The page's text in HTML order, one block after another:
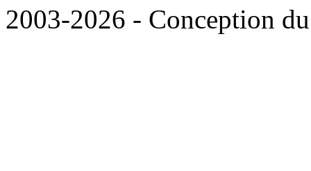
2003-2026 - Conception